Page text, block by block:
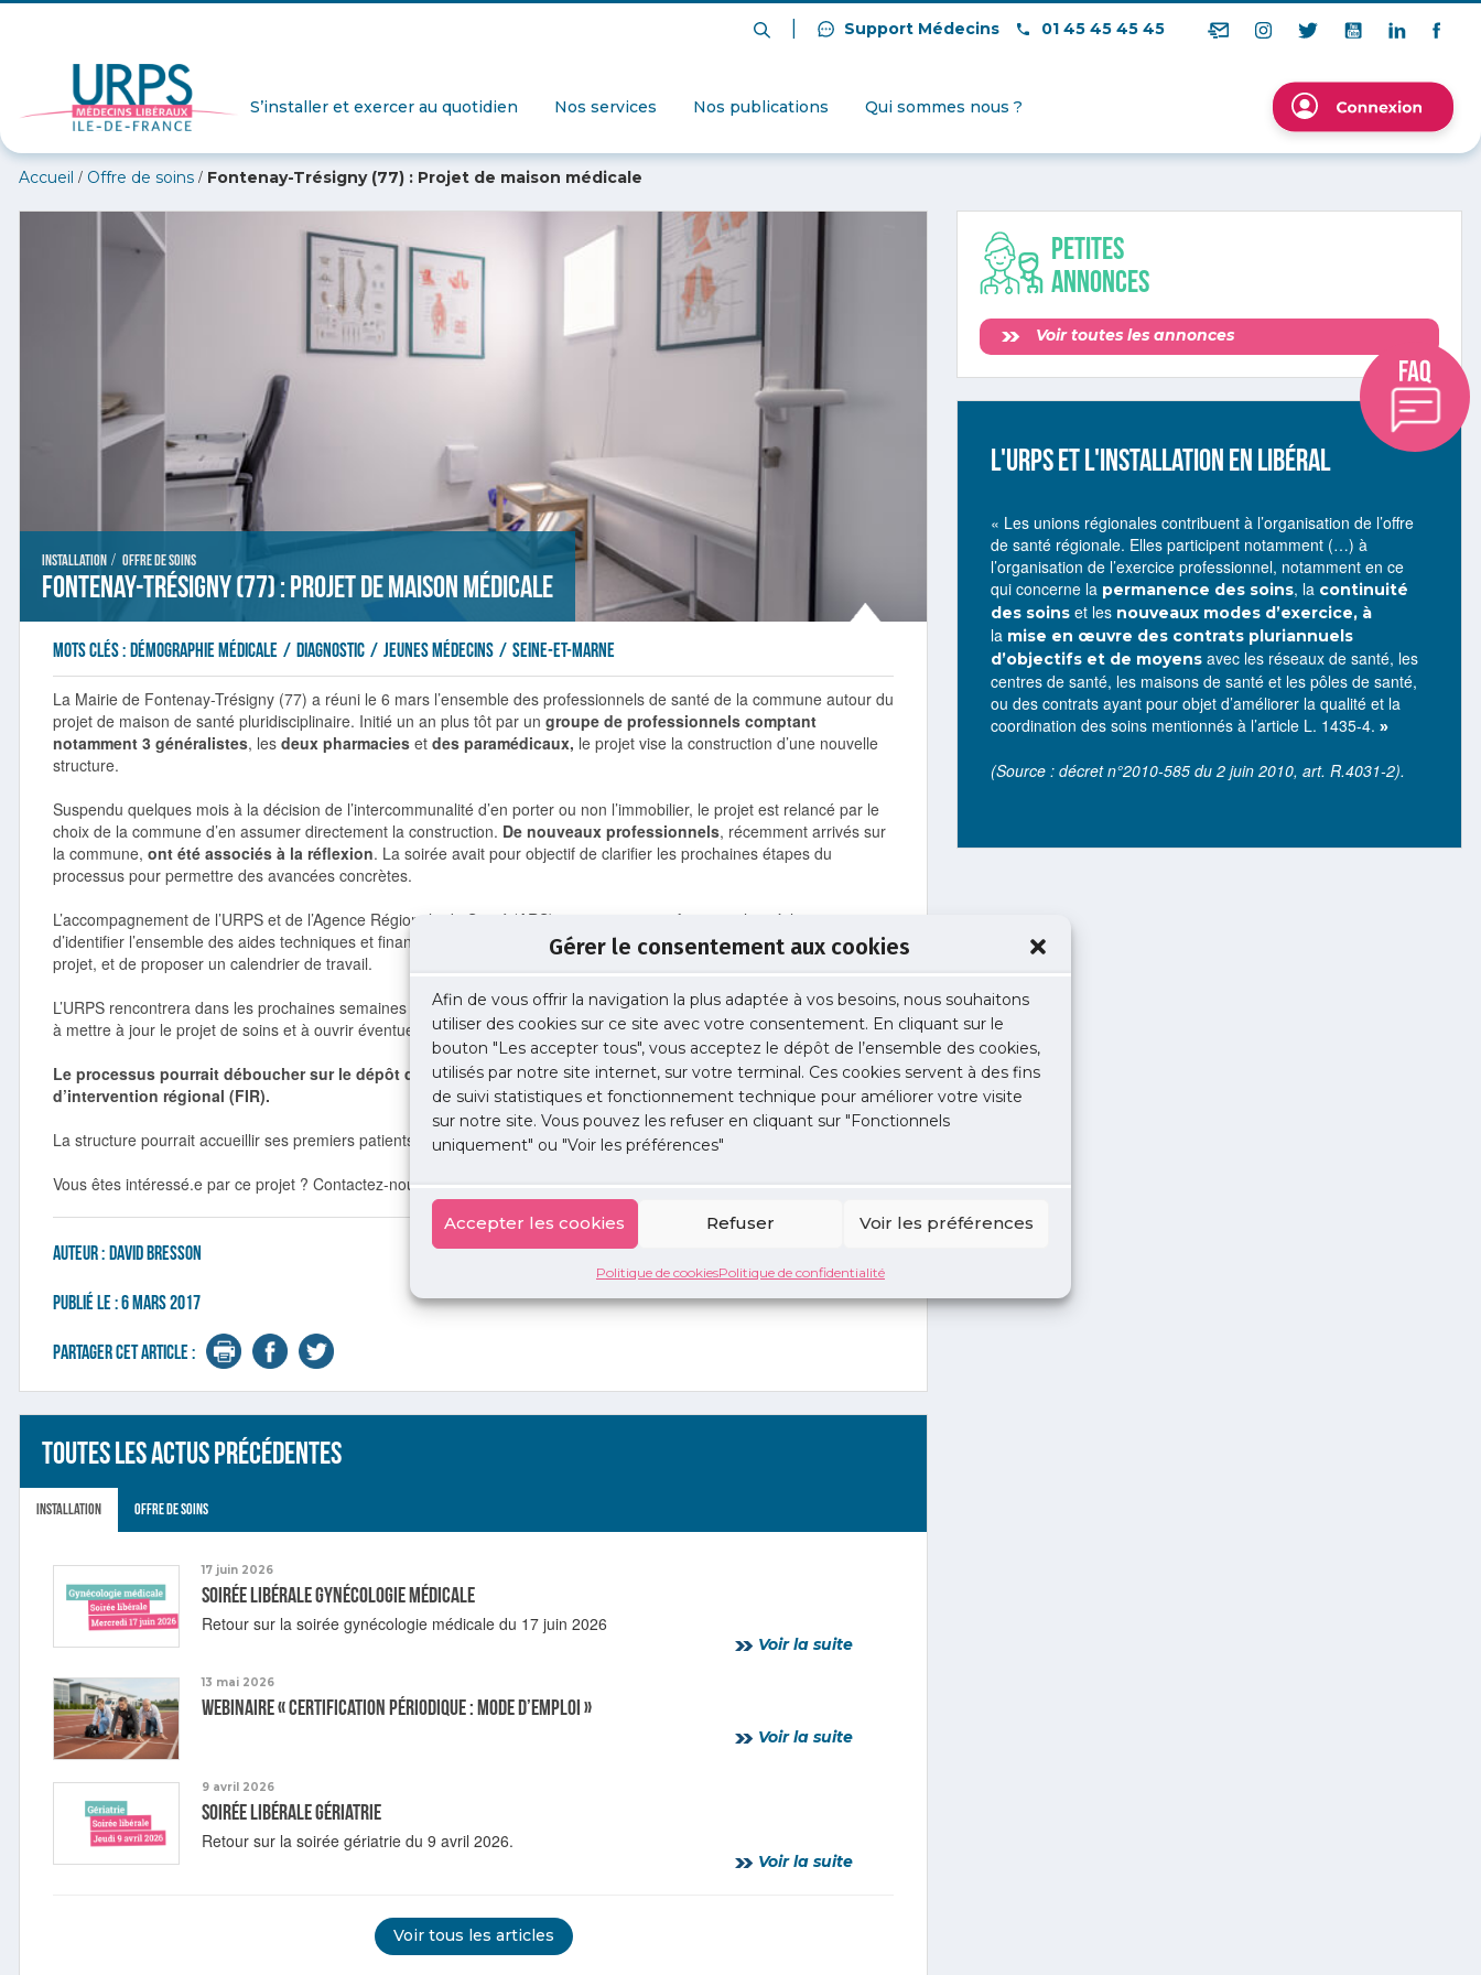
Gérer le consentement aux cookies
Afin de vous offrir la navigation la plus adaptée à vos besoins, nous souhaitons
utiliser des cookies sur ce site avec votre consentement. En cliquant sur le
bouton "Les accepter tous", vous acceptez le dépôt de l’ensemble des cookies,
utilisés par notre site internet, sur votre terminal. Ces cookies servent à des fins
de suivi statistiques et fonctionnement technique pour améliorer votre visite
sur notre site. Vous pouvez les refuser en cliquant sur "Fonctionnels
uniquement" ou "Voir les préférences"
Accepter les cookies Refuser Voir les préférences
Politique de cookiesPolitique de confidentialité
Support Médecins 01 45 45 45 45
S’installer et exercer au quotidien Nos services Nos publications Qui sommes nous ?
Accueil / Offre de soins / Fontenay-Trésigny (77) : Projet de maison médicale
Installation / Offre de soins
Fontenay-Trésigny (77) : Projet de maison médicale
Mots clés : démographie médicale / diagnostic / jeunes médecins / Seine-et-Marne
La Mairie de Fontenay-Trésigny (77) a réuni le 6 mars l’ensemble des professionnels de santé de la commune autour du
projet de maison de santé pluridisciplinaire. Initié un an plus tôt par un groupe de professionnels comptant
notamment 3 généralistes, les deux pharmacies et des paramédicaux, le projet vise la construction d’une nouvelle
structure.
Suspendu quelques mois à la décision de l’intercommunalité d’en porter ou non l’immobilier, le projet est relancé par le
choix de la commune d’en assumer directement la construction. De nouveaux professionnels, récemment arrivés sur
la commune, ont été associés à la réflexion. La soirée avait pour objectif de clarifier les prochaines étapes du
processus pour permettre des avancées concrètes.
L’accompagnement de l’URPS et de l’Agence Régionale de Santé (ARS) a permis aux professionnels et à la commune
d’identifier l’ensemble des aides techniques et financières existantes, de définir une méthode pour faire progresser le
projet, et de proposer un calendrier de travail.
L’URPS rencontrera dans les prochaines semaines le noyau initial des professionnels porteurs du projet. Elle les aidera
à mettre à jour le projet de soins et à ouvrir éventuellement le groupe à de nouveaux participants.
Le processus pourrait déboucher sur le dépôt d’un dossier auprès de l’ARS pour bénéficier du fonds
d’intervention régional (FIR).
La structure pourrait accueillir ses premiers patients dans lecourant de l’année 2019.
Vous êtes intéressé.e par ce projet ? Contactez-nous !
Auteur : David Bresson
Publié le :6 mars 2017
Partager cet article :
Toutes les actus précédentes
Installation Offre de soins
17 juin 2026
Soirée libérale gynécologie médicale
Retour sur la soirée gynécologie médicale du 17 juin 2026
Voir la suite
13 mai 2026
Webinaire « Certification périodique : mode d’emploi »
Voir la suite
9 avril 2026
Soirée libérale gériatrie
Retour sur la soirée gériatrie du 9 avril 2026.
Voir la suite
Voir tous les articles
Petites
annonces
Voir toutes les annonces
L'URPS ET L'INSTALLATION EN LIBÉRAL
« Les unions régionales contribuent à l’organisation de l’offre
de santé régionale. Elles participent notamment (…) à
l’organisation de l’exercice professionnel, notamment en ce
qui concerne la permanence des soins, la continuité
des soinset les nouveaux modes d’exercice, à
la mise en œuvre des contrats pluriannuels
d’objectifs et de moyens avec les réseaux de santé, les
centres de santé, les maisons de santé et les pôles de santé,
ou des contrats ayant pour objet d’améliorer la qualité et la
coordination des soins mentionnés à l’article L. 1435-4.»
(Source : décret n°2010-585 du 2 juin 2010, art. R.4031-2).